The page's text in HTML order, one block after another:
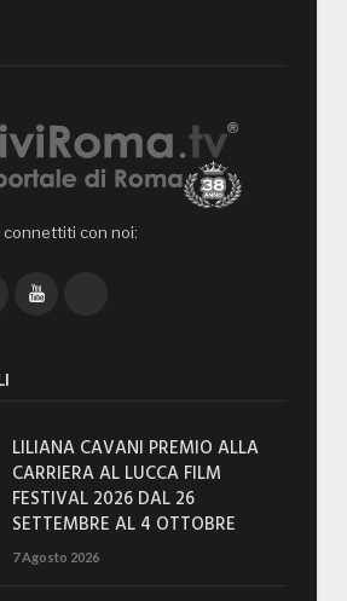
connettiti con noi:
YouTube
LILIANA CAVANI PREMIO ALLA
CARRIERA AL LUCCA FILM
FESTIVAL 2026 DAL 26
SETTEMBRE AL 4 OTTOBRE
7 Agosto 2026